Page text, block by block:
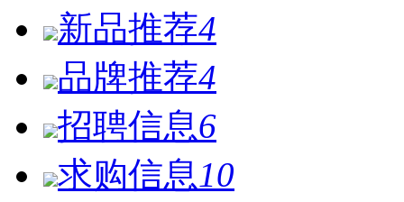
新品推荐4
品牌推荐4
招聘信息6
求购信息 10